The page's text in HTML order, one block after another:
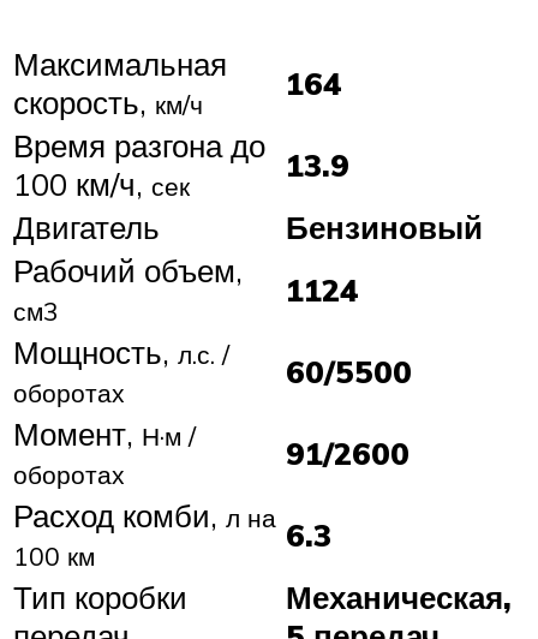
Максимальная
скорость, км/ч
164
Время разгона до
100 км/ч, сек
13.9
Двигатель
Бензиновый
Рабочий объем,
см3
1124
Мощность, л.с. /
оборотах
60/5500
Момент, Н·м /
оборотах
91/2600
Расход комби, л на
100 км
6.3
Тип коробки
Механическая,